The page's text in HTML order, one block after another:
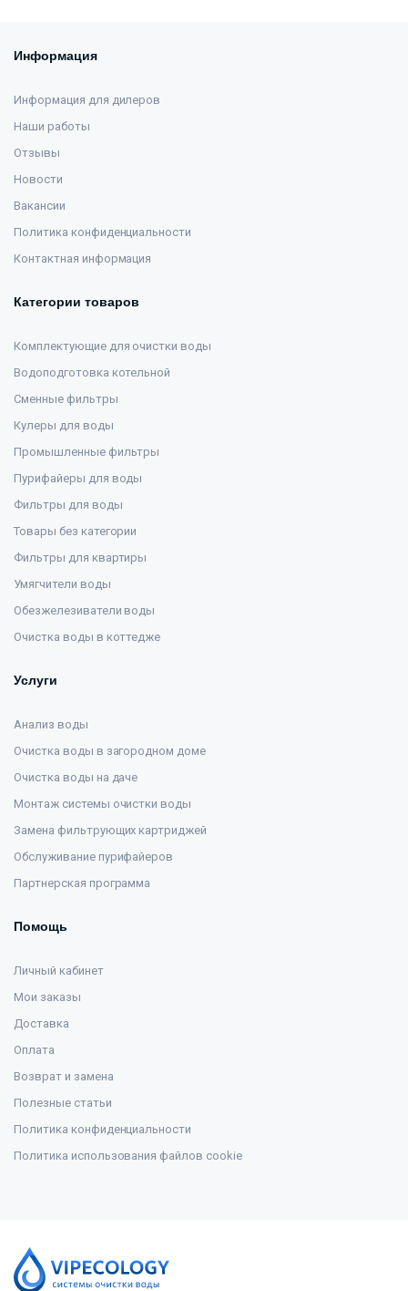
Информация
Информация для дилеров
Наши работы
Отзывы
Новости
Вакансии
Политика конфиденциальности
Контактная информация
Категории товаров
Комплектующие для очистки воды
Водоподготовка котельной
Сменные фильтры
Кулеры для воды
Промышленные фильтры
Пурифайеры для воды
Фильтры для воды
Товары без категории
Фильтры для квартиры
Умягчители воды
Обезжелезиватели воды
Очистка воды в коттедже
Услуги
Анализ воды
Очистка воды в загородном доме
Очистка воды на даче
Монтаж системы очистки воды
Замена фильтрующих картриджей
Обслуживание пурифайеров
Партнерская программа
Помощь
Личный кабинет
Мои заказы
Доставка
Оплата
Возврат и замена
Полезные статьи
Политика конфиденциальности
Политика использования файлов cookie